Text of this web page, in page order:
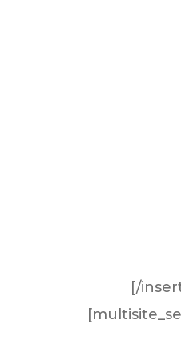
[/